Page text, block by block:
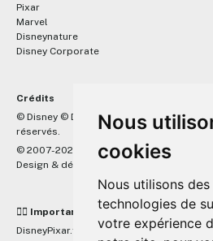
Nous
cookies
Nous utilisons
technologies de
votre expérience
Pixar
Marvel
Disneynature
Disney Corporate
Crédits
© Disney © Disney/Pixar © &
Lucasfilm
réservés.
© 2007-2026 DisneyPixar.fr
Design & développement :
☝🏼 Important
DisneyPixar.fr est un site indépendant et